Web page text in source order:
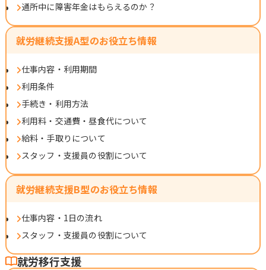
通所中に障害年金はもらえるのか？
就労継続支援A型のお役立ち情報
仕事内容・利用期間
利用条件
手続き・利用方法
利用料・交通費・昼食代について
給料・手取りについて
スタッフ・支援員の役割について
就労継続支援B型のお役立ち情報
仕事内容・1日の流れ
スタッフ・支援員の役割について
就労移行支援